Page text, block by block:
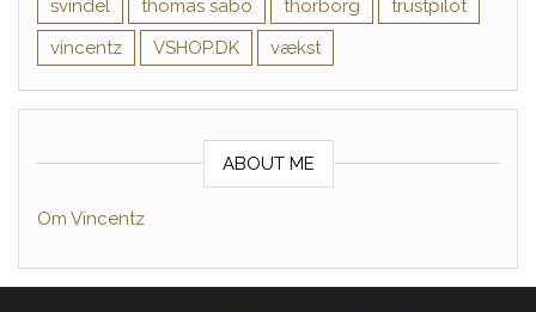
svindel
thomas sabo thorborg
trustpilot
vincentz
VSHOP.DK vækst
ABOUT ME
Om Vincentz